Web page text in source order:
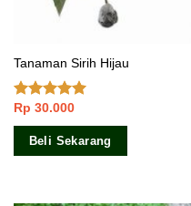
Tanaman Sirih Hijau
Dinilai4.80
dari 5
Rp 30.000
Beli Sekarang